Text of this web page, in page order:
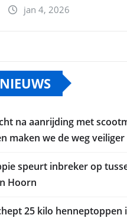
jan 4, 2026
na aanrijding met
maken we de weg veiliger
speurt inbreker op
Hoorn
25 kilo henneptoppen